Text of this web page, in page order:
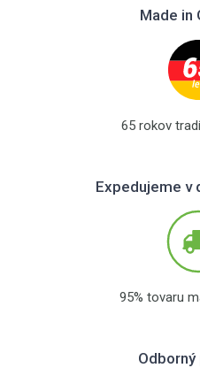
Made in
65 rokov
Expedujeme v
95% tovaru